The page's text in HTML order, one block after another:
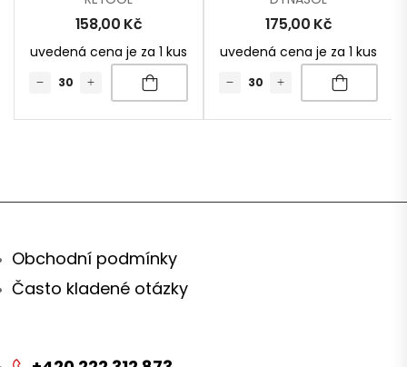
158,00 Kč
uvedená cena je za 1 kus
175,00 Kč
uvedená cena je za 1 kus
Obchodní podmínky
Často kladené otázky